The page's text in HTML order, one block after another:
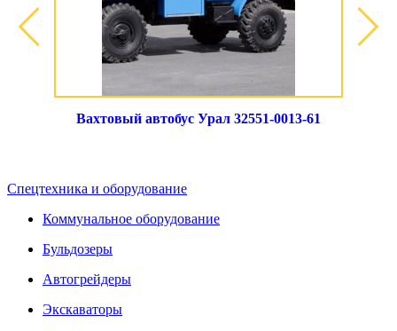
Вахтовый автобус Урал 32551-0013-61
Спецтехника и оборудование
Коммунальное оборудование
Бульдозеры
Автогрейдеры
Экскаваторы